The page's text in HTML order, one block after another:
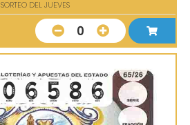
SORTEO DEL JUEVES
0